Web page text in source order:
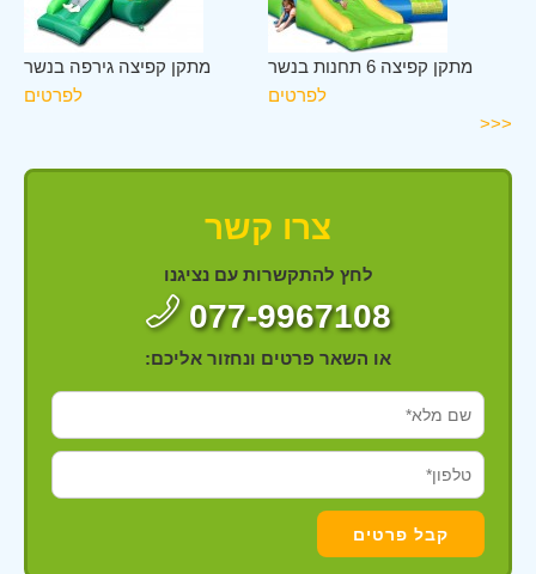
מתקן קפיצה גירפה בנשר
לפרטים
מתקן קפיצה 6 תחנות בנשר
לפרטים
<<<
צרו קשר
לחץ להתקשרות עם נציגנו
077-9967108
או השאר פרטים ונחזור אליכם: